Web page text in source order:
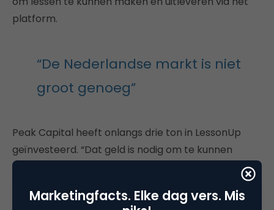
platform.
“De Nederlandse markt is niet
groot genoeg”
Peak Capital heeft onlangs drie ton in LessonUp
geïnvesteerd. “Dat geld is nodig om te kunnen
groeien en snelheid te kunnen maken.” Plaisier is blij
zeker ook ambities om uit te breiden in het
Marketingfacts. Elke dag vers. Mis